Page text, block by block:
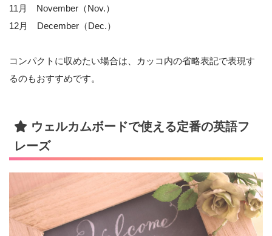
11月 November（Nov.）
12月 December（Dec.）
コンパクトに収めたい場合は、カッコ内の省略表記で表現す
るのもおすすめです。
ウェルカムボードで使える定番の英語フ
レーズ